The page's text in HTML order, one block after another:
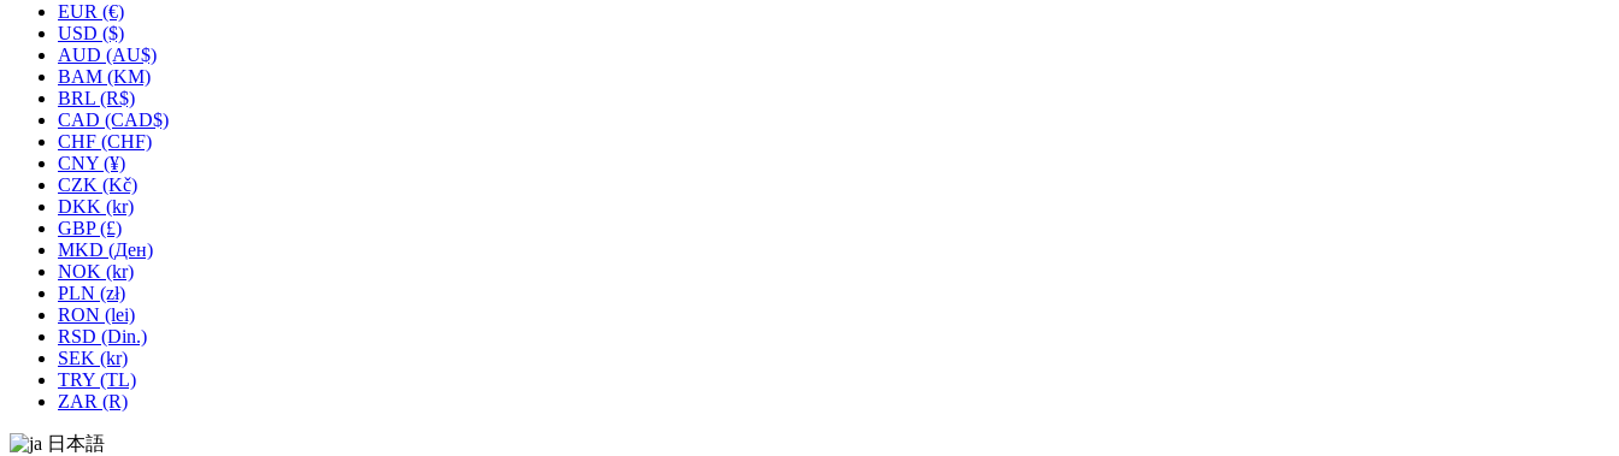
EUR (€)
USD ($)
AUD (AU$)
BAM (KM)
BRL (R$)
CAD (CAD$)
CHF (CHF)
CNY (¥)
CZK (Kč)
DKK (kr)
GBP (£)
MKD (Ден)
NOK (kr)
PLN (zł)
RON (lei)
RSD (Din.)
SEK (kr)
TRY (TL)
ZAR (R)
日本語